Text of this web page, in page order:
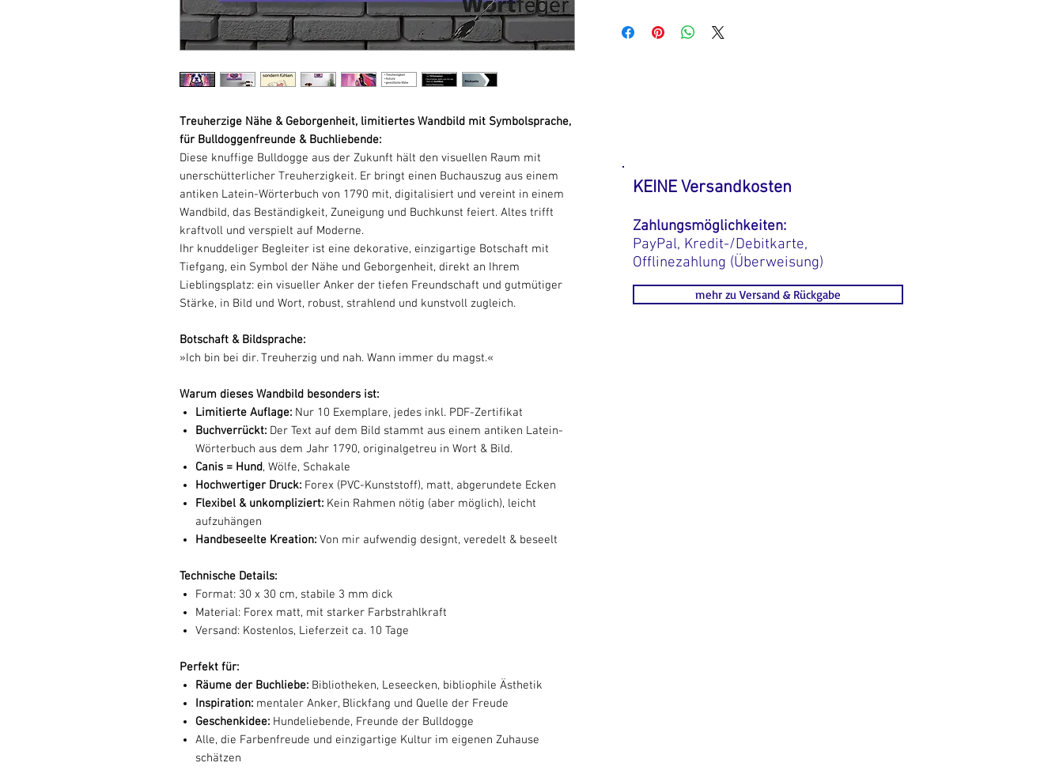
Treuherzige Nähe & Geborgenheit, limitiertes Wandbild mit Symbolsprache,
für Bulldoggenfreunde & Buchliebende:
Diese knuffige Bulldogge aus der Zukunft hält den visuellen Raum mit
unerschütterlicher Treuherzigkeit. Er bringt einen Buchauszug aus einem
antiken Latein-Wörterbuch von 1790 mit, digitalisiert und vereint in einem
Wandbild, das Beständigkeit, Zuneigung und Buchkunst feiert. Altes trifft
kraftvoll und verspielt auf Moderne.
Ihr knuddeliger Begleiter ist eine dekorative, einzigartige Botschaft mit
Tiefgang, ein Symbol der Nähe und Geborgenheit, direkt an Ihrem
Lieblingsplatz: ein visueller Anker der tiefen Freundschaft und gutmütiger
Stärke, in Bild und Wort, robust, strahlend und kunstvoll zugleich.
Botschaft & Bildsprache:
»Ich bin bei dir. Treuherzig und nah. Wann immer du magst.«
Warum dieses Wandbild besonders ist:
Limitierte Auflage: Nur 10 Exemplare, jedes inkl. PDF-Zertifikat
Buchverrückt: Der Text auf dem Bild stammt aus einem antiken Latein-
Wörterbuch aus dem Jahr 1790, originalgetreu in Wort & Bild.
Canis = Hund, Wölfe, Schakale
Hochwertiger Druck: Forex (PVC-Kunststoff), matt, abgerundete Ecken
Flexibel & unkompliziert: Kein Rahmen nötig (aber möglich), leicht
aufzuhängen
Handbeseelte Kreation: Von mir aufwendig designt, veredelt & beseelt
Technische Details:
Format: 30 x 30 cm, stabile 3 mm dick
Material: Forex matt, mit starker Farbstrahlkraft
Versand: Kostenlos, Lieferzeit ca. 10 Tage
Perfekt für:
Räume der Buchliebe: Bibliotheken, Leseecken, bibliophile Ästhetik
Inspiration: mentaler Anker, Blickfang und Quelle der Freude
Geschenkidee: Hundeliebende, Freunde der Bulldogge
Alle, die Farbenfreude und einzigartige Kultur im eigenen Zuhause
schätzen
KEINE Versandkosten
Zahlungsmöglichkeiten:
PayPal, Kredit-/Debitkarte,
Offlinezahlung (Überweisung)
mehr zu Versand & Rückgabe